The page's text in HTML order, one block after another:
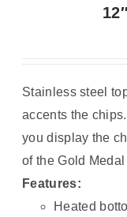
Stainless steel
accents the
you display the
of the Gold
Features:
Heated